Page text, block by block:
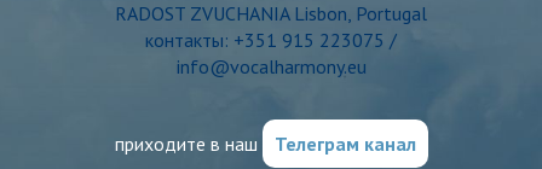
RADOST ZVUCHANIA Lisbon, Portugal
контакты: +351 915 223075 /
info@vocalharmony.eu
приходите в наш Телеграм канал